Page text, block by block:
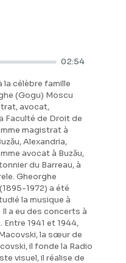
02:54
la célèbre famille
(Gogu) Moscu
avocat,
Faculté de Droit de
magistrat à
Alexandria,
avocat à Buzău,
du Barreau, à
Gheorghe
1972) a été
la musique à
a eu des concerts à
Entre 1941 et 1944,
la sœur de
il fonde la Radio
visuel, il réalise de